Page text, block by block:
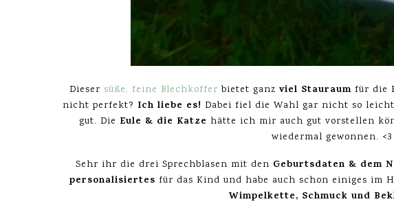
Dieser süße, feine Blechkoffer bietet ganz viel Stauraumfür die
nicht perfekt? Ich liebe es! Dabei fiel die Wahl gar nicht so
gut. Die Eule & die Katze hätte ich mir auch gut vorstellen
wiedermal gewonnen. <3
Sehr ihr die drei Sprechblasen mit den Geburtsdaten & dem
personalisiertes für das Kind und habe auch schon einiges im
Wimpelkette, Schmuck und